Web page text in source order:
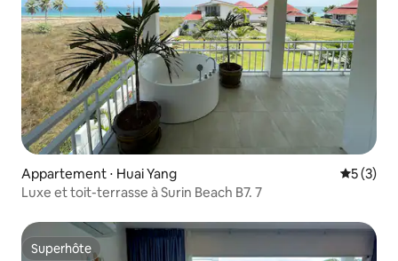
Appartement ⋅ Huai Yang
5 (3)
Luxe et toit-terrasse à Surin Beach B7. 7
Superhôte
Superhôte